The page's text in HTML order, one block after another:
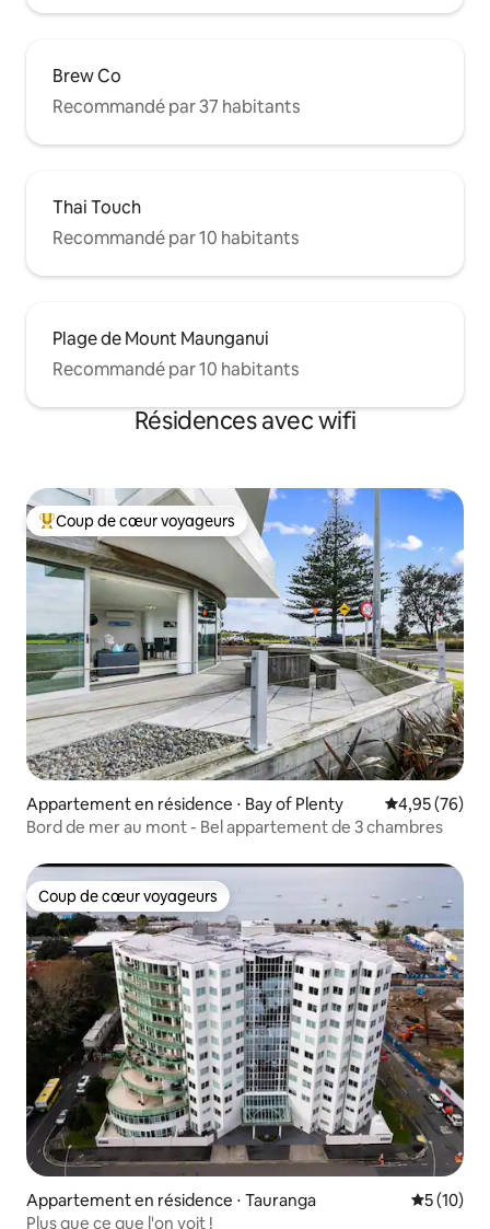
Brew Co
Recommandé par 37 habitants
Thai Touch
Recommandé par 10 habitants
Plage de Mount Maunganui
Recommandé par 10 habitants
Résidences avec wifi
Coups de cœur voyageurs les plus appréciés
Coup de cœur voyageurs
Appartement en résidence ⋅ Bay of Plenty Évaluation
4,95 (76)
Bord de mer au mont - Bel appartement de 3 chambres
Coup de cœur voyageurs
Coup de cœur voyageurs
Appartement en résidence ⋅ Tauranga
5 (10)
Plus que ce que l'on voit !